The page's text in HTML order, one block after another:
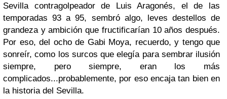
Sevilla contragolpeador de Luis Aragonés, el de las
temporadas 93 a 95, sembró algo, leves destellos de
grandeza y ambición que fructificarían 10 años después.
Por eso, del ocho de Gabi Moya, recuerdo, y tengo que
sonreír, como los surcos que elegía para sembrar ilusión
siempre, pero siempre, eran los más
complicados...probablemente, por eso encaja tan bien en
la historia del Sevilla.